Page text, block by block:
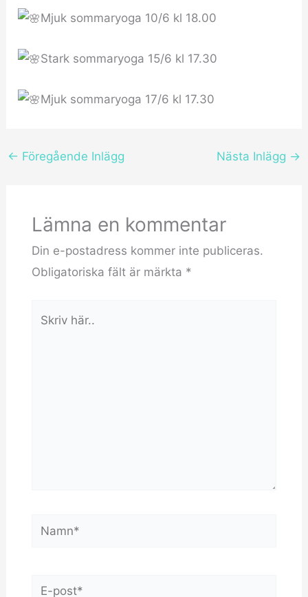
Mjuk sommaryoga 10/6 kl 18.00
Stark sommaryoga 15/6 kl 17.30
Mjuk sommaryoga 17/6 kl 17.30
← Föregående Inlägg Nästa Inlägg →
Lämna en kommentar
Din e-postadress kommer inte publiceras.
Obligatoriska fält är märkta *
Namn*
E-